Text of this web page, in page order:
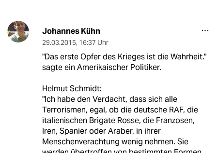
Johannes Kühn
29.03.2015, 16:37 Uhr
"Das erste Opfer des Krieges ist die Wahrheit."
sagte ein Amerikaischer Politiker.
Helmut Schmidt:
"Ich habe den Verdacht, dass sich alle
Terrorismen, egal, ob die deutsche RAF, die
italienischen Brigate Rosse, die Franzosen,
Iren, Spanier oder Araber, in ihrer
Menschenverachtung wenig nehmen. Sie